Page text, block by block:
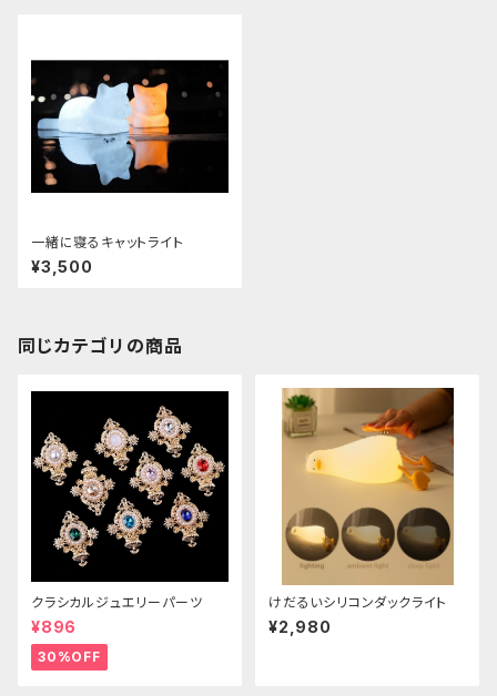
一緒に寝るキャットライト
¥3,500
同じカテゴリの商品
クラシカルジュエリーパーツ
¥896
30%OFF
けだるいシリコンダックライト
¥2,980